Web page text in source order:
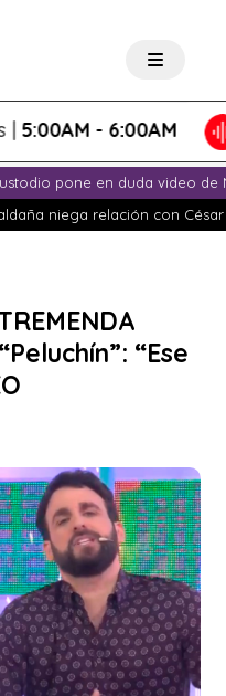
- 6:00AM
pone en duda video de
niega relación con
“Ese